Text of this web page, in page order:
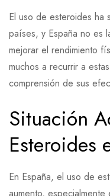
El uso de esteroides ha
países, y España no es
mejorar el rendimiento
muchos a recurrir a
comprensión de sus
Situación
Esteroides
En España, el uso de